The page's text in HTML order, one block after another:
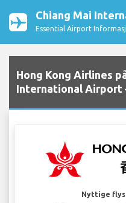
Chiang Mai
Essential Airport
Hong Kong Airlines
International Airport
Nyttige